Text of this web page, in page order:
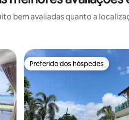
bem avaliadas quanto a
Preferido dos hóspedes
Preferido dos hóspedes